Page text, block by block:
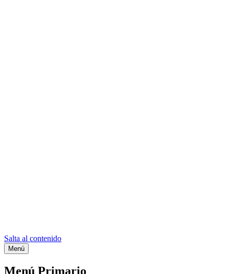
Salta al contenido
Etiqueta: Container
Menú
Menú Primario